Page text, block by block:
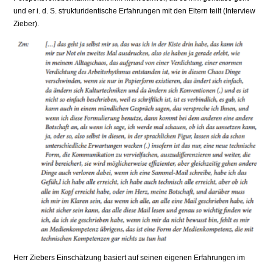
und er i. d. S. strukturidentische Erfahrungen mit den Eltern teilt (Interview
Zieber).
Herr Ziebers Einschätzung basiert auf seinen eigenen Erfahrungen im